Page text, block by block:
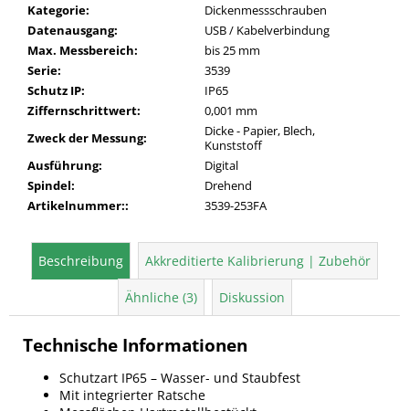
Kategorie:
Dickenmessschrauben
Datenausgang:
USB / Kabelverbindung
Max. Messbereich:
bis 25 mm
Serie:
3539
Schutz IP:
IP65
Ziffernschrittwert:
0,001 mm
Zweck der Messung:
Dicke - Papier, Blech,
Kunststoff
Ausführung:
Digital
Spindel:
Drehend
Artikelnummer:: 3539-253FA
Beschreibung Akkreditierte Kalibrierung | Zubehör
Ähnliche (3) Diskussion
Technische Informationen
Schutzart IP65 – Wasser- und Staubfest
Mit integrierter Ratsche